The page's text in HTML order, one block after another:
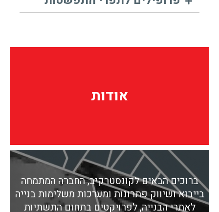
אודות
אודות
ברוכים הבאים לקונסטרקיב, החברה המתמחה
בייבוא ושיווק פתרונות ומערכות משלימות בנייה
לאתרי הבנייה, לפרויקטים בתחום התשתיות